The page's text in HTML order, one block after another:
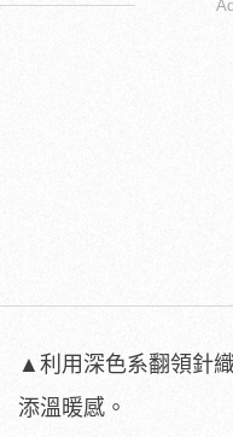
▲利用深色系翻領針
添溫暖感。